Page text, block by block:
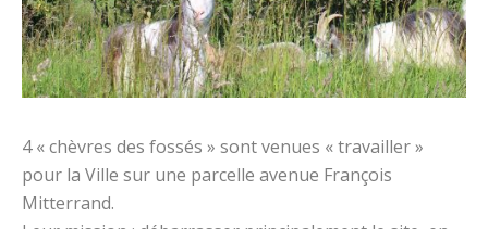
4 « chèvres des fossés » sont venues « travailler »
pour la Ville sur une parcelle avenue François
Mitterrand.